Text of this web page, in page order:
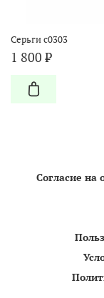
Серьги с0303
1 800 ₽
Согласие на